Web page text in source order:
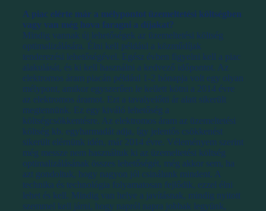
A piac elérte már a mélypontot üzemeltetési költségben
vagy van még hova faragni a díjakat?
Mindig vannak új lehetőségek az üzemeltetési költség
optimalizálására. Élni kell például a közműdíjak
tenderezési lehetőségével. Egész évben figyelni kell a piac
alakulását, és ki kell használni a kedvező időpontot. Az
elektromos áram piacán például 1-2 hónapja volt egy olyan
mélypont, amikor egyszerűen le kellett kötni a 2014 évre
az elektromos áramot. Ezt a tavalyelőtti ár alatt sikerült
megtennünk. Ez egy kiváló lehetőség a
költségcsökkentésre. Az elektromos áram az üzemeltetési
költség kb. egyharmadát adja, így jelentős csökkenést
sikerült elérnünk idén, már 2014 évre. Véleményem szerint
még messze nem használtuk ki az üzemeltetési költség
optimalizálásának összes lehetőségét, még akkor sem, ha
azt gondoltuk, hogy nagyon jól csinálunk mindent. A
technika és technológia folyamatosan fejlődik, ezzel élni
lehet és kell. Mindig van helye a javításnak, mindig nyitott
szemmel kell járni, hogy napról napra jobbak legyünk,